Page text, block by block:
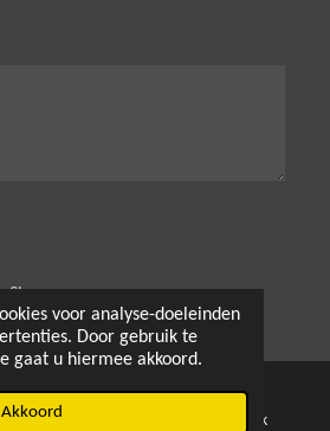
voor analyse-doeleinden
Door gebruik te
gaat u hiermee akkoord.
AkkoordKaart Facebook